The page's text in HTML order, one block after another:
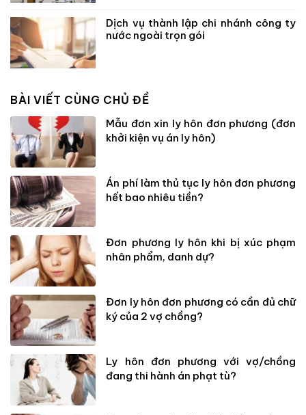
Dịch vụ thành lập chi nhánh công ty
nước ngoài trọn gói
BÀI VIẾT CÙNG CHỦ ĐỀ
Mẫu đơn xin ly hôn đơn phương (đơn
khởi kiện vụ án ly hôn)
Án phí làm thủ tục ly hôn đơn phương
hết bao nhiêu tiền?
Đơn phương ly hôn khi bị xúc phạm
nhân phẩm, danh dự?
Đơn ly hôn đơn phương có cần đủ chữ
ký của 2 vợ chồng?
Ly hôn đơn phương với vợ/chồng
đang thi hành án phạt tù?